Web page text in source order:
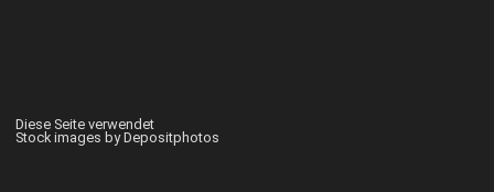
Diese Seite verwendet
Stock images by Depositphotos